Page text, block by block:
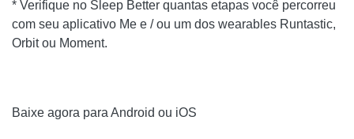
* Verifique no Sleep Better quantas etapas você percorreu
com seu aplicativo Me e / ou um dos wearables Runtastic,
Orbit ou Moment.
Baixe agora para Android ou iOS